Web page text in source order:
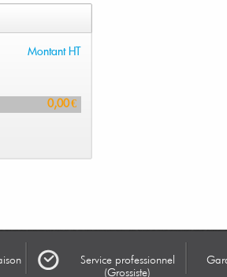
Montant HT
0,00 €
Service professionnel
(Grossiste)